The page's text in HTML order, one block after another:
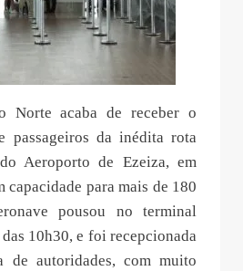
Norte acaba de receber o
passageiros da inédita rota
Aeroporto de Ezeiza, em
capacidade para mais de 180
pousou no terminal
10h30, e foi recepcionada
de autoridades, com muito